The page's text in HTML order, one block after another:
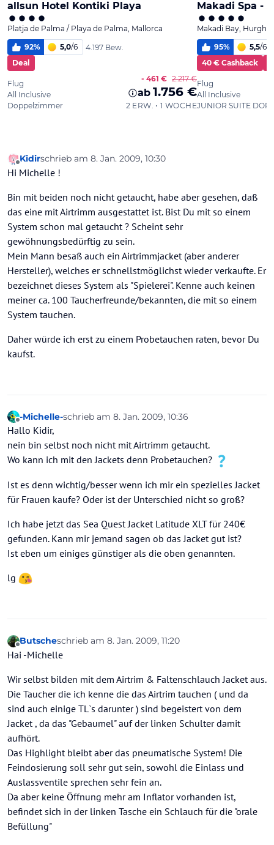
Offline
Kidirschrieb am 8. Jan. 2009, 10:30
zuletzt editiert von
Hi Michelle !
Bin mit beiden noch nicht getaucht, habe aber gesehen, daß
das eine mit Airtrimm ausgestattet ist. Bist Du mit so einem
System schon mal getaucht ? Scheint sehr
gewöhnungsbedürftig zu sein.
Mein Mann besaß auch ein Airtrimmjacket (aber anderer
Hersteller), welches er schnellstmöglichst wieder verkaufte. Er
bezeichnet dieses System als "Spielerei". Kenne auch keinen
meiner ca. 100 Taucherfreunde/bekannten, die mit so einem
System tauchen.
Daher würde ich erst zu einem Probetauchen raten, bevor Du
kaufst.
Offline
-Michelle-schrieb am 8. Jan. 2009, 10:36
zuletzt editiert von
Hallo Kidir,
nein bin selbst noch nicht mit Airtrimm getaucht.
Wo kann ich mit den Jackets denn Probetauchen?
Ist es denn wichtig/besser wenn ich mir ein spezielles Jacket
für Frauen kaufe? Oder ist der Unterschied nicht so groß?
Ich habe jetzt das Sea Quest Jacket Latitude XLT für 240€
gefunden. Kann mir jemand sagen ob das Jacket gut ist?
Ist eben um einiges günstiger als die oben genannten.
lg
Offline
Butscheschrieb am 8. Jan. 2009, 11:20
zuletzt editiert von
Hai -Michelle
Wir selbst bilden mit dem Airtrim & Faltenschlauch Jacket aus.
Die Taucher die ich kenne die das Airtrim tauchen ( und da
sind auch einige TL`s darunter ) sind begeistert von dem
Jacket , da das "Gebaumel" auf der linken Schulter damit
aufhört.
Das Highlight bleibt aber das pneumatische System! Die
Feindosierung soll sehr gut sein, sowohl die Einlass und
Auslassventile sprechen sehr fein an.
Da aber keine Öffnung mehr am Inflator vorhanden ist,
befindet sich in der linken Tasche ein Schlauch für die "orale
Befüllung"